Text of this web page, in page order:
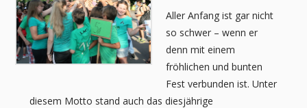
Aller Anfang ist gar nicht
so schwer – wenn er
denn mit einem
fröhlichen und bunten
Fest verbunden ist. Unter
diesem Motto stand auch das diesjährige